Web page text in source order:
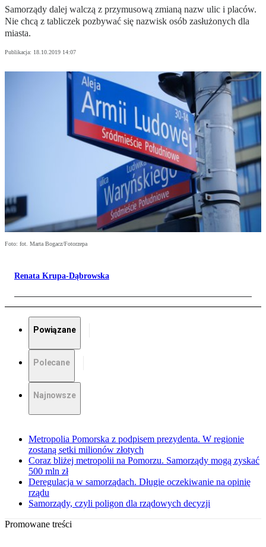
Samorządy dalej walczą z przymusową zmianą nazw ulic i placów.
Nie chcą z tabliczek pozbywać się nazwisk osób zasłużonych dla
miasta.
Publikacja: 18.10.2019 14:07
Foto: fot. Marta Bogacz/Fotorzepa
Renata Krupa-Dąbrowska
Powiązane
Polecane
Najnowsze
Metropolia Pomorska z podpisem prezydenta. W regionie
zostaną setki milionów złotych
Coraz bliżej metropolii na Pomorzu. Samorządy mogą zyskać
500 mln zł
Deregulacja w samorządach. Długie oczekiwanie na opinię
rządu
Samorządy, czyli poligon dla rządowych decyzji
Promowane treści